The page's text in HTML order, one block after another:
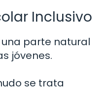
Inclusivo
parte natural
jóvenes.
se trata